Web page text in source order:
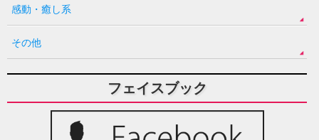
感動・癒し系
その他
フェイスブック